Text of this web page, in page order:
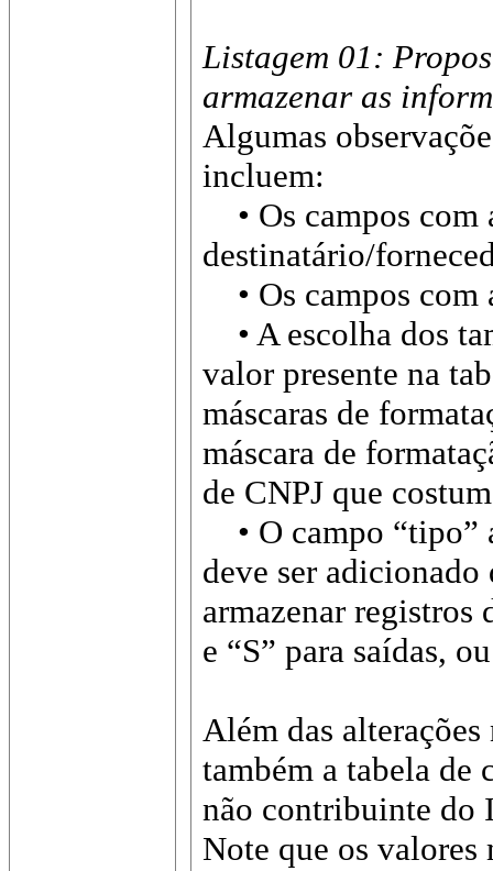
Listagem 01:
armazenar as
Algumas
incluem:
• Os campos com
destinatário/
• Os campos com
• A escolha dos
valor presente na
máscaras de
máscara de
de CNPJ que
• O campo “tipo”
deve ser
armazenar registros
e “S” para saídas,
Além das
também a tabela de
não contribuinte do
Note que os valores